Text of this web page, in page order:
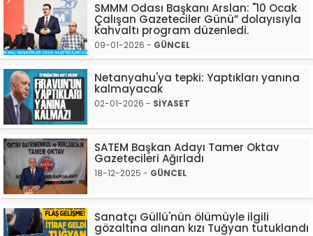
SMMM Odası Başkanı Arslan: "10 Ocak
Çalışan Gazeteciler Günü” dolayısıyla
kahvaltı program düzenledi.
09-01-2026 - GÜNCEL
Netanyahu'ya tepki: Yaptıkları yanına
kalmayacak
02-01-2026 - SİYASET
SATEM Başkan Adayı Tamer Oktav
Gazetecileri Ağırladı
18-12-2025 - GÜNCEL
Sanatçı Güllü'nün ölümüyle ilgili
gözaltına alınan kızı Tuğyan tutuklandı